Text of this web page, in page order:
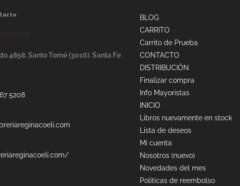
4858, Santo Tomé (3016). Santa Fe
5208
BLOG
CARRITO
Carrito de Prueba
CONTACTO
DISTRIBUCIÓN
Finalizar compra
Info Mayoristas
INICIO
Libros nuevamente en stock
Lista de deseos
Mi cuenta
Nosotros (nuevo)
Novedades del mes
Políticas de reembolso